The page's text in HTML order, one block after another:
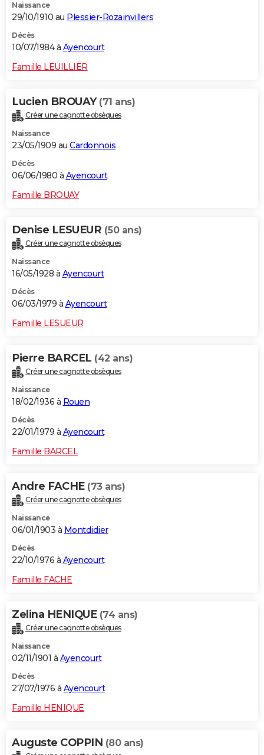
Naissance
29/10/1910 au Plessier-Rozainvillers
Décès
10/07/1984 à Ayencourt
Famille LEUILLIER
Lucien BROUAY (71 ans)
Créer une cagnotte obsèques
Naissance
23/05/1909 au Cardonnois
Décès
06/06/1980 à Ayencourt
Famille BROUAY
Denise LESUEUR (50 ans)
Créer une cagnotte obsèques
Naissance
16/05/1928 à Ayencourt
Décès
06/03/1979 à Ayencourt
Famille LESUEUR
Pierre BARCEL (42 ans)
Créer une cagnotte obsèques
Naissance
18/02/1936 à Rouen
Décès
22/01/1979 à Ayencourt
Famille BARCEL
Andre FACHE (73 ans)
Créer une cagnotte obsèques
Naissance
06/01/1903 à Montdidier
Décès
22/10/1976 à Ayencourt
Famille FACHE
Zelina HENIQUE (74 ans)
Créer une cagnotte obsèques
Naissance
02/11/1901 à Ayencourt
Décès
27/07/1976 à Ayencourt
Famille HENIQUE
Auguste COPPIN (80 ans)